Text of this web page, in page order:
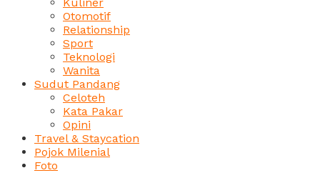
Otomotif
Relationship
Sport
Teknologi
Wanita
Sudut Pandang
Celoteh
Kata Pakar
Opini
Travel & Staycation
Pojok Milenial
Foto